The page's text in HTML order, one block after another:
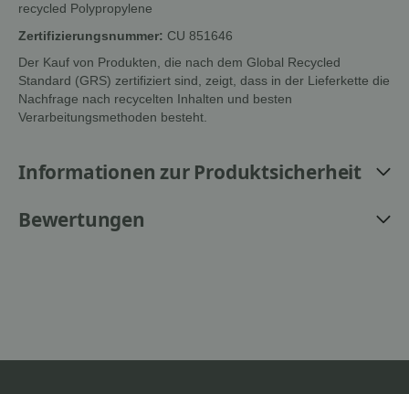
recycled Polypropylene
Zertifizierungsnummer: CU 851646
Der Kauf von Produkten, die nach dem Global Recycled
Standard (GRS) zertifiziert sind, zeigt, dass in der Lieferkette die
Nachfrage nach recycelten Inhalten und besten
Verarbeitungsmethoden besteht.
Informationen zur Produktsicherheit
Bewertungen